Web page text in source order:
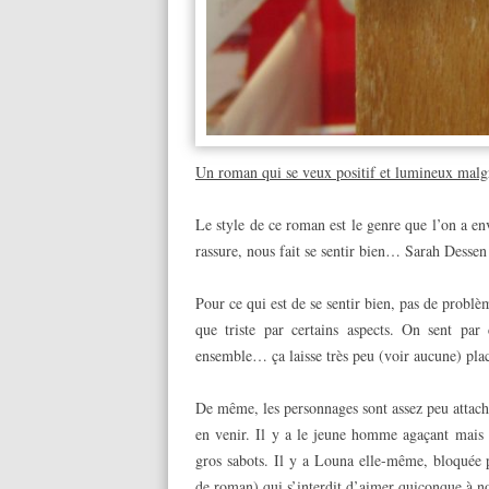
Un roman qui se veux positif et lumineux
Le style de ce roman est le genre que l’on a
rassure, nous fait se sentir bien… Sarah
Pour ce qui est de se sentir bien, pas de
que triste par certains aspects. On sent
ensemble… ça laisse très peu (voir aucune)
De même, les personnages sont assez peu
en venir. Il y a le jeune homme agaçant
gros sabots. Il y a Louna elle-même, bloquée